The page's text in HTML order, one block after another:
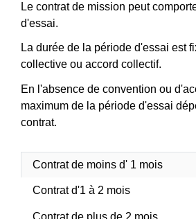
Le contrat de mission peut
d'essai.
La durée de la période d'essai est
collective ou accord collectif.
En l'absence de convention ou
maximum de la période d'essai
contrat.
Contrat de moins d' 1 mois
Contrat d'1 à 2 mois
Contrat de plus de 2 mois